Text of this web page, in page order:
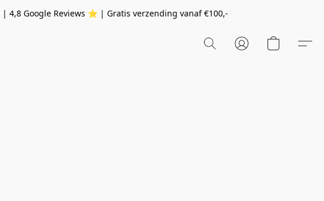
| 4,8 Google Reviews ⭐️ | Gratis verzending vanaf€100,-